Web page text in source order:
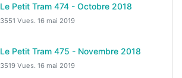
Le Petit Tram 474 - Octobre 2018
3551 Vues. 16 mai 2019
Le Petit Tram 475 - Novembre 2018
3519 Vues. 16 mai 2019